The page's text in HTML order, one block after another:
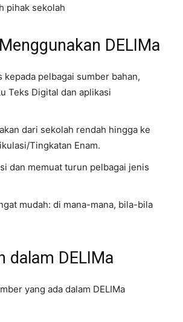
pihak sekolah
DELIMa
kepada pelbagai sumber bahan,
Teks Digital dan aplikasi
dari sekolah rendah hingga ke
Tingkatan Enam.
dan memuat turun pelbagai jenis
mudah: di mana-mana, bila-bila
dalam DELIMa
yang ada dalam DELIMa